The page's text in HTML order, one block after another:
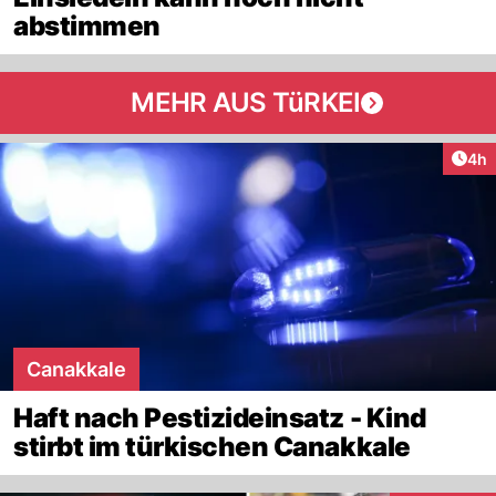
abstimmen
MEHR AUS TüRKEI
4h
Canakkale
Haft nach Pestizideinsatz - Kind
stirbt im türkischen Canakkale